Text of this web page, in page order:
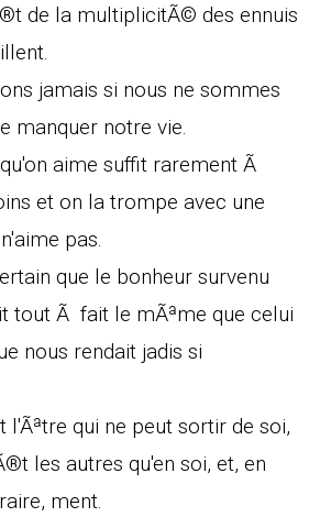
de la multiplicitÃ© des ennuis
jamais si nous ne sommes
manquer notre vie.
aime suffit rarement Ã
et on la trompe avec une
pas.
que le bonheur survenu
tout Ã fait le mÃªme que celui
nous rendait jadis si
l'Ãªtre qui ne peut sortir de soi,
les autres qu'en soi, et, en
ment.